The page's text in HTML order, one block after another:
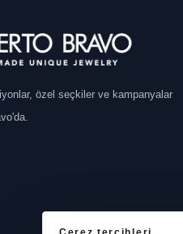
özel seçkiler ve kampanyalar